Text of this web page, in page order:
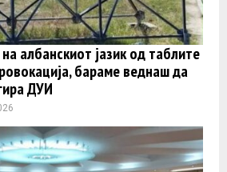
албанскиот јазик од таблите
бараме веднаш да
ДУИ